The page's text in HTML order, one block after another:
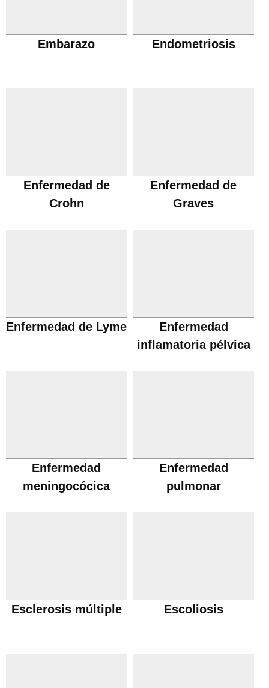
Embarazo Endometriosis
Enfermedad de
Crohn
Enfermedad de
Graves
Enfermedad de Lyme
Enfermedad
inflamatoria pélvica
Enfermedad
meningocócica
Enfermedad
pulmonar
Esclerosis múltiple Escoliosis